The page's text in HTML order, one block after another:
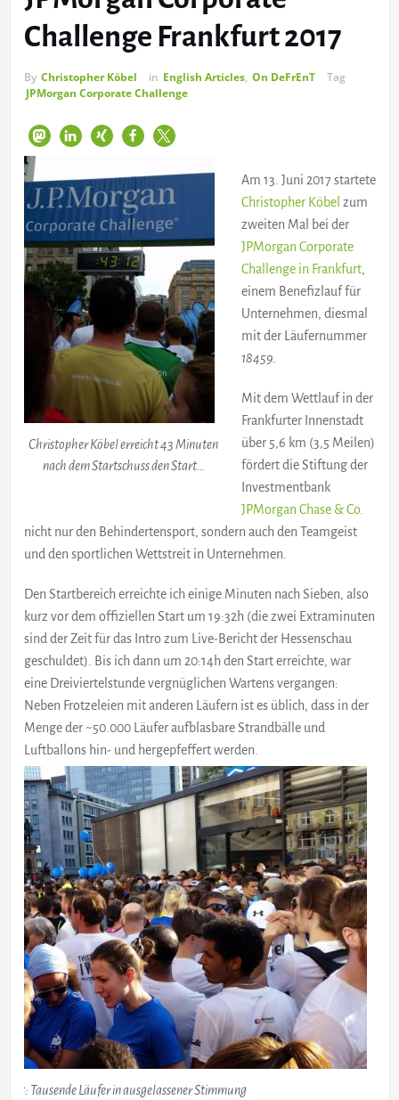
Challenge Frankfurt 2017
By Christopher Köbel in English Articles, On DeFrEnT
Tag
JPMorgan Corporate Challenge
Christopher Köbel erreicht 43 Minuten
nach dem Startschuss den Start…
Am 13. Juni 2017 startete
Christopher Köbel zum
zweiten Mal bei der
JPMorgan Corporate
Challenge in Frankfurt,
einem Benefizlauf für
Unternehmen, diesmal
mit der Läufernummer
18459.
Mit dem Wettlauf in der
Frankfurter Innenstadt
über 5,6 km (3,5 Meilen)
fördert die Stiftung der
Investmentbank
JPMorgan Chase & Co.
nicht nur den Behindertensport, sondern auch den Teamgeist
und den sportlichen Wettstreit in Unternehmen.
Den Startbereich erreichte ich einige Minuten nach Sieben, also
kurz vor dem offiziellen Start um 19:32h (die zwei Extraminuten
sind der Zeit für das Intro zum Live-Bericht der Hessenschau
geschuldet). Bis ich dann um 20:14h den Start erreichte, war
eine Dreiviertelstunde vergnüglichen Wartens vergangen:
Neben Frotzeleien mit anderen Läufern ist es üblich, dass in der
Menge der ~50.000 Läufer aufblasbare Strandbälle und
Luftballons hin- und hergepfeffert werden.
Tausende Läufer in ausgelassener Stimmung